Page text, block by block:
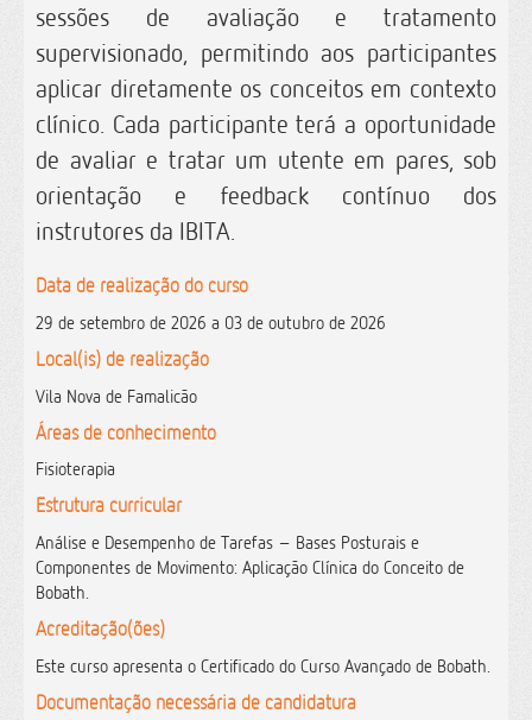
sessões de avaliação e tratamento
supervisionado, permitindo aos participantes
aplicar diretamente os conceitos em contexto
clínico. Cada participante terá a oportunidade
de avaliar e tratar um utente em pares, sob
orientação e feedback contínuo dos
instrutores da IBITA.
Data de realização do curso
29 de setembro de 2026 a 03 de outubro de 2026
Local(is) de realização
Vila Nova de Famalicão
Áreas de conhecimento
Fisioterapia
Estrutura curricular
Análise e Desempenho de Tarefas – Bases Posturais e
Componentes de Movimento: Aplicação Clínica do Conceito de
Bobath.
Acreditação(ões)
Este curso apresenta o Certificado do Curso Avançado de Bobath.
Documentação necessária de candidatura